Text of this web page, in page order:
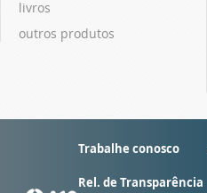
livros
outros produtos
Trabalhe conosco
Rel. de Transparência